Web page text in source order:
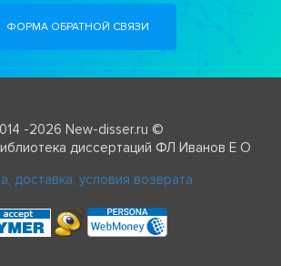
ФОРМА ОБРАТНОЙ СВЯЗИ
-2026 New-disser.ru ©
диссертаций ФЛ Иванов Е О
доставка, условия возврата